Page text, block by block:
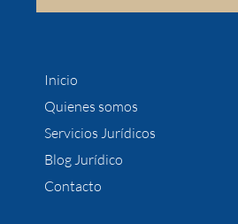
Inicio
Quienes somos
Servicios Jurídicos
Blog Jurídico
Contacto